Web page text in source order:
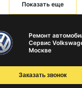
Показать еще
Ремонт
Сервис
Москве
Заказать звонок